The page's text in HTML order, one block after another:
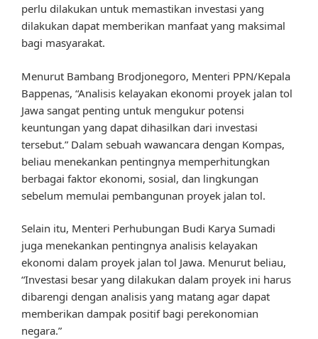
perlu dilakukan untuk memastikan investasi yang
dilakukan dapat memberikan manfaat yang maksimal
bagi masyarakat.
Menurut Bambang Brodjonegoro, Menteri PPN/Kepala
Bappenas, “Analisis kelayakan ekonomi proyek jalan tol
Jawa sangat penting untuk mengukur potensi
keuntungan yang dapat dihasilkan dari investasi
tersebut.” Dalam sebuah wawancara dengan Kompas,
beliau menekankan pentingnya memperhitungkan
berbagai faktor ekonomi, sosial, dan lingkungan
sebelum memulai pembangunan proyek jalan tol.
Selain itu, Menteri Perhubungan Budi Karya Sumadi
juga menekankan pentingnya analisis kelayakan
ekonomi dalam proyek jalan tol Jawa. Menurut beliau,
“Investasi besar yang dilakukan dalam proyek ini harus
dibarengi dengan analisis yang matang agar dapat
memberikan dampak positif bagi perekonomian
negara.”